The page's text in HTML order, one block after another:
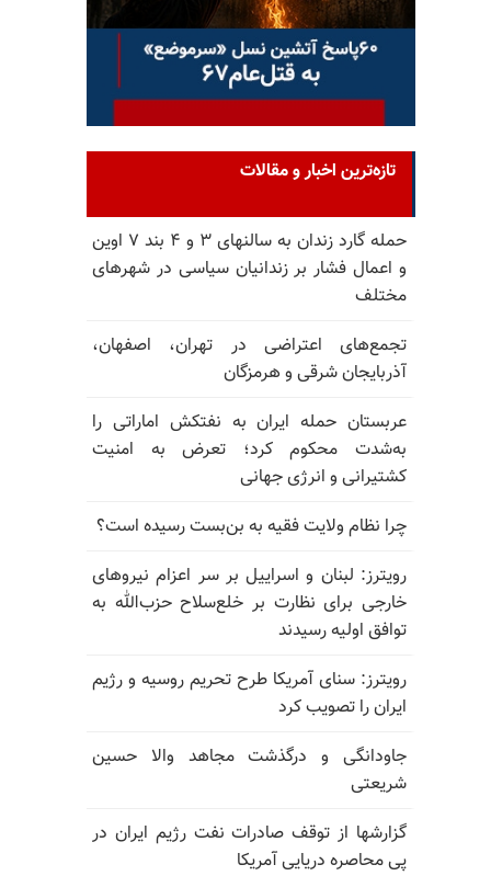
تازه‌ترین اخبار و مقالات
حمله گارد زندان به سالنهای ۳ و ۴ بند ۷ اوین
و اعمال فشار بر زندانیان سیاسی در شهرهای
مختلف
تجمع‌های اعتراضی در تهران، اصفهان،
آذربایجان شرقی و هرمزگان
عربستان حمله ایران به نفتکش اماراتی را
به‌شدت محکوم کرد؛ تعرض به امنیت
کشتیرانی و انرژی جهانی
چرا نظام ولایت فقیه به بن‌بست رسیده است؟
رویترز: لبنان و اسراییل بر سر اعزام نیروهای
خارجی برای نظارت بر خلع‌سلاح حزب‌الله به
توافق اولیه رسیدند
رویترز: سنای آمریکا طرح تحریم روسیه و رژیم
ایران را تصویب کرد
جاودانگی و درگذشت مجاهد والا حسین
شریعتی
گزارشها از توقف صادرات نفت رژیم ایران در
پی محاصره دریایی آمریکا